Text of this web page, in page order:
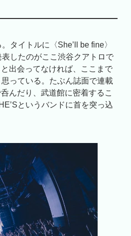
タイトルに〈She’ll be fine〉
したのがここ渋谷クアトロで
出会ってなければ、ここまで
っている。たぶん誌面で連載
んだり、武道館に密着するこ
というバンドに首を突っ込